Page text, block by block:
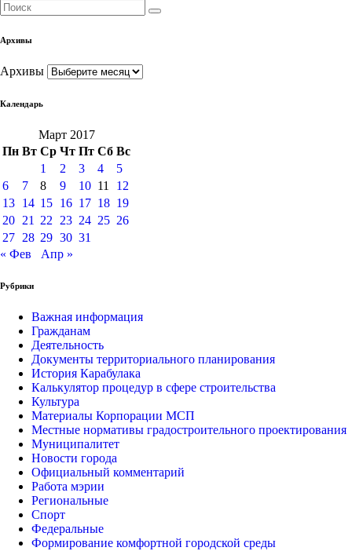
Архивы
Архивы
Календарь
Март 2017
Пн Вт Ср Чт Пт Сб Вс
1
2 3 4
5
6
7 8 9 10 11
12
13 14 15 16 17 18 19
20 21 22 23 24 25 26
27 28 29 30 31
« Фев
Апр »
Рубрики
Важная информация
Гражданам
Деятельность
Документы территориального планирования
История Карабулака
Калькулятор процедур в сфере строительства
Культура
Материалы Корпорации МСП
Местные нормативы градостроительного проектирования
Муниципалитет
Новости города
Официальный комментарий
Работа мэрии
Региональные
Спорт
Федеральные
Формирование комфортной городской среды